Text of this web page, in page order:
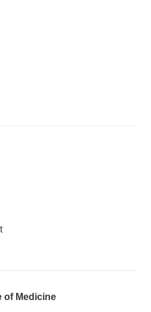
of Medicine